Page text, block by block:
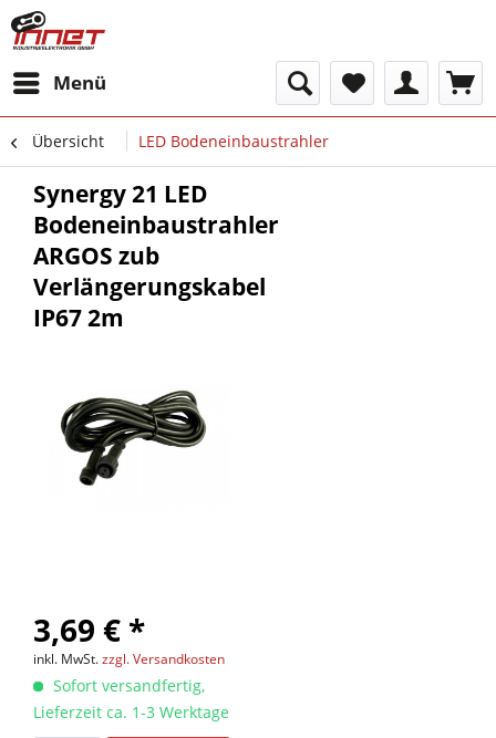
Menü
Übersicht LED Bodeneinbaustrahler
Synergy 21 LED
Bodeneinbaustrahler
ARGOS zub
Verlängerungskabel
IP67 2m
3,69 € *
inkl. MwSt.zzgl. Versandkosten
Sofort versandfertig,
Lieferzeit ca. 1-3 Werktage